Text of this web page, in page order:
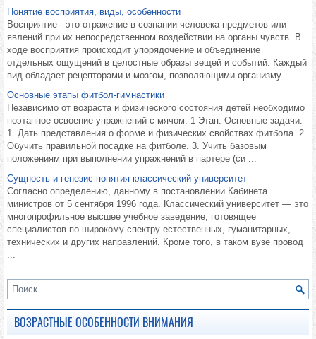
Понятие восприятия, виды, особенности
Восприятие - это отражение в сознании человека предметов или
явлений при их непосредственном воздействии на органы чувств. В
ходе восприятия происходит упорядочение и объединение
отдельных ощущений в целостные образы вещей и событий. Каждый
вид обладает рецепторами и мозгом, позволяющими организму ...
Основные этапы фитбол-гимнастики
Независимо от возраста и физического состояния детей необходимо
поэтапное освоение упражнений с мячом. 1 Этап. Основные задачи:
1. Дать представления о форме и физических свойствах фитбола. 2.
Обучить правильной посадке на фитболе. 3. Учить базовым
положениям при выполнении упражнений в партере (си ...
Сущность и генезис понятия классический университет
Согласно определению, данному в постановлении Кабинета
министров от 5 сентября 1996 года. Классический университет — это
многопрофильное высшее учебное заведение, готовящее
специалистов по широкому спектру естественных, гуманитарных,
технических и других направлений. Кроме того, в таком вузе провод
...
ВОЗРАСТНЫЕ ОСОБЕННОСТИ ВНИМАНИЯ